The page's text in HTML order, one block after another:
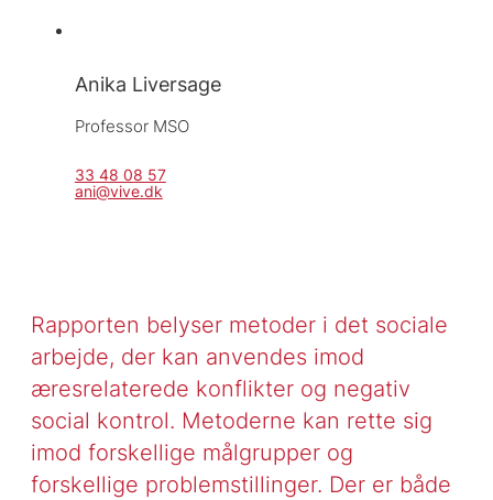
Anika Liversage
Professor MSO
33 48 08 57
ani@vive.dk
Rapporten belyser metoder i det sociale
arbejde, der kan anvendes imod
æresrelaterede konflikter og negativ
social kontrol. Metoderne kan rette sig
imod forskellige målgrupper og
forskellige problemstillinger. Der er både